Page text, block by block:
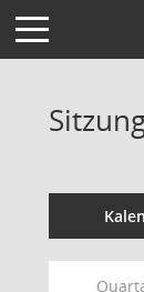
Toggle navigation